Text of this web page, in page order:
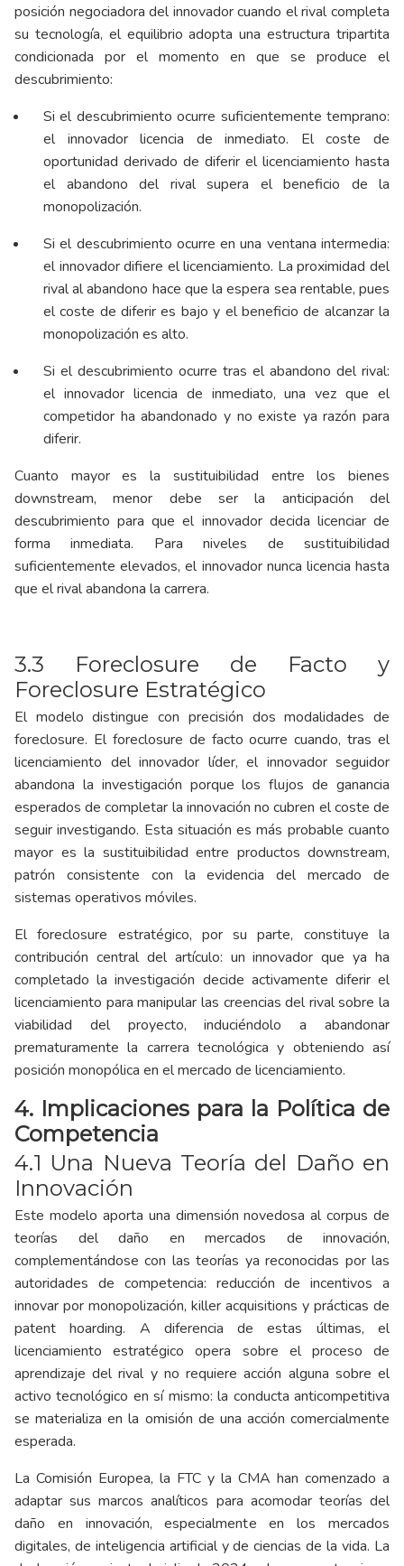
posición negociadora del innovador cuando el rival completa
su tecnología, el equilibrio adopta una estructura tripartita
condicionada por el momento en que se produce el
descubrimiento:
Si el descubrimiento ocurre suficientemente temprano:
el innovador licencia de inmediato. El coste de
oportunidad derivado de diferir el licenciamiento hasta
el abandono del rival supera el beneficio de la
monopolización.
Si el descubrimiento ocurre en una ventana intermedia:
el innovador difiere el licenciamiento. La proximidad del
rival al abandono hace que la espera sea rentable, pues
el coste de diferir es bajo y el beneficio de alcanzar la
monopolización es alto.
Si el descubrimiento ocurre tras el abandono del rival:
el innovador licencia de inmediato, una vez que el
competidor ha abandonado y no existe ya razón para
diferir.
Cuanto mayor es la sustituibilidad entre los bienes
downstream, menor debe ser la anticipación del
descubrimiento para que el innovador decida licenciar de
forma inmediata. Para niveles de sustituibilidad
suficientemente elevados, el innovador nunca licencia hasta
que el rival abandona la carrera.
3.3 Foreclosure de Facto y
Foreclosure Estratégico
El modelo distingue con precisión dos modalidades de
foreclosure. El foreclosure de facto ocurre cuando, tras el
licenciamiento del innovador líder, el innovador seguidor
abandona la investigación porque los flujos de ganancia
esperados de completar la innovación no cubren el coste de
seguir investigando. Esta situación es más probable cuanto
mayor es la sustituibilidad entre productos downstream,
patrón consistente con la evidencia del mercado de
sistemas operativos móviles.
El foreclosure estratégico, por su parte, constituye la
contribución central del artículo: un innovador que ya ha
completado la investigación decide activamente diferir el
licenciamiento para manipular las creencias del rival sobre la
viabilidad del proyecto, induciéndolo a abandonar
prematuramente la carrera tecnológica y obteniendo así
posición monopólica en el mercado de licenciamiento.
4. Implicaciones para la Política de
Competencia
4.1 Una Nueva Teoría del Daño en
Innovación
Este modelo aporta una dimensión novedosa al corpus de
teorías del daño en mercados de innovación,
complementándose con las teorías ya reconocidas por las
autoridades de competencia: reducción de incentivos a
innovar por monopolización, killer acquisitions y prácticas de
patent hoarding. A diferencia de estas últimas, el
licenciamiento estratégico opera sobre el proceso de
aprendizaje del rival y no requiere acción alguna sobre el
activo tecnológico en sí mismo: la conducta anticompetitiva
se materializa en la omisión de una acción comercialmente
esperada.
La Comisión Europea, la FTC y la CMA han comenzado a
adaptar sus marcos analíticos para acomodar teorías del
daño en innovación, especialmente en los mercados
digitales, de inteligencia artificial y de ciencias de la vida. La